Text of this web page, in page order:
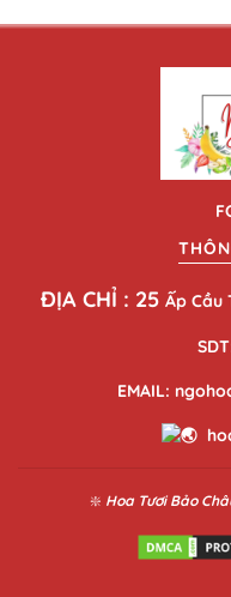
ĐỊA CHỈ : 25 Ấp Cầu
EMAIL:
❇️ Hoa Tươi Bảo